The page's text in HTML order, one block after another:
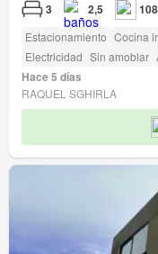
3 2,5
Estacionamiento Cocina
Electricidad Sin amoblar
Hace 5 días
RAQUEL SGHIRLA